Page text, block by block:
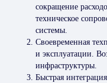
сокращение
техническое
системы.
Своевременная
и эксплуатации.
инфраструктуры.
Быстрая